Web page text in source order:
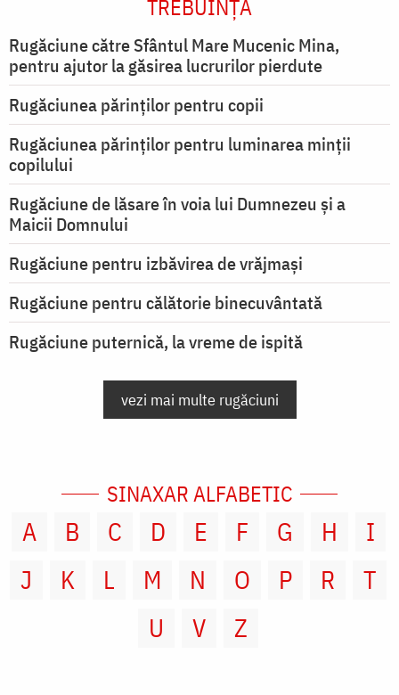
TREBUINȚA
Rugăciune către Sfântul Mare Mucenic Mina,
pentru ajutor la găsirea lucrurilor pierdute
Rugăciunea părinților pentru copii
Rugăciunea părinților pentru luminarea minţii
copilului
Rugăciune de lăsare în voia lui Dumnezeu şi a
Maicii Domnului
Rugăciune pentru izbăvirea de vrăjmași
Rugăciune pentru călătorie binecuvântată
Rugăciune puternică, la vreme de ispită
vezi mai multe rugăciuni
SINAXAR ALFABETIC
A B C D E F G H
I
J
K L M N O P R
T
U
V Z